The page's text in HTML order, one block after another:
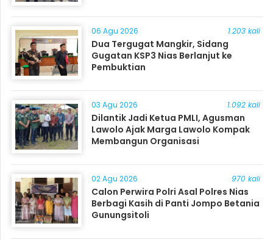
06 Agu 2026 1.203 kali
Dua Tergugat Mangkir, Sidang
Gugatan KSP3 Nias Berlanjut ke
Pembuktian
03 Agu 2026 1.092 kali
Dilantik Jadi Ketua PMLI, Agusman
Lawolo Ajak Marga Lawolo Kompak
Membangun Organisasi
02 Agu 2026 970 kali
Calon Perwira Polri Asal Polres Nias
Berbagi Kasih di Panti Jompo Betania
Gunungsitoli